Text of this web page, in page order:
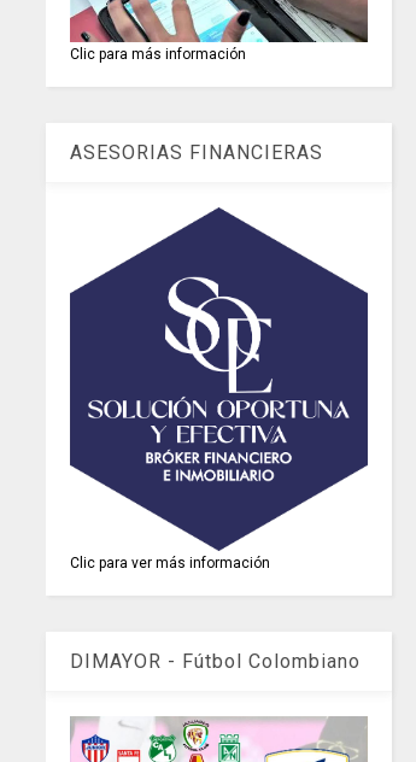
Clic para más información
ASESORIAS FINANCIERAS
Clic para ver más información
DIMAYOR - Fútbol Colombiano